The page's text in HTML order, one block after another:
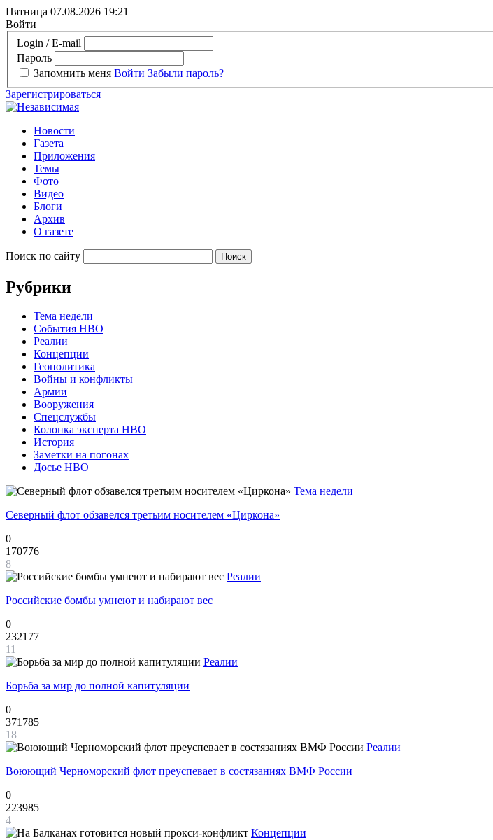
Пятница 07.08.2026 19:21
Войти
Login / E-mail
Пароль
Запомнить меня Войти Забыли пароль?
Зарегистрироваться
Новости
Газета
Приложения
Темы
Фото
Видео
Блоги
Архив
О газете
Поиск по сайту
Рубрики
Тема недели
События НВО
Реалии
Концепции
Геополитика
Войны и конфликты
Армии
Вооружения
Спецслужбы
Колонка эксперта НВО
История
Заметки на погонах
Досье НВО
Тема недели
Северный флот обзавелся третьим носителем «Циркона»
0
170776
8
Реалии
Российские бомбы умнеют и набирают вес
0
232177
11
Реалии
Борьба за мир до полной капитуляции
0
371785
18
Реалии
Воюющий Черноморский флот преуспевает в состязаниях ВМФ России
0
223985
4
Концепции